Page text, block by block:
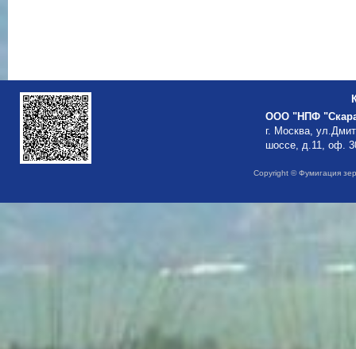
ООО "НПФ
г. Москва,
шоссе, д.11, оф.
Copyright © Фумигация